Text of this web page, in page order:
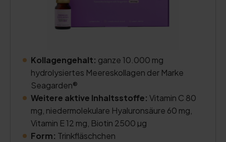
Kollagengehalt: ganze 10.000 mg
hydrolysiertes Meereskollagen der Marke
Seagarden®
Weitere aktive Inhaltsstoffe: Vitamin C 80
mg, niedermolekulare Hyaluronsäure 60 mg,
Vitamin E 12 mg, Biotin 2500 µg
Form: Trinkfläschchen